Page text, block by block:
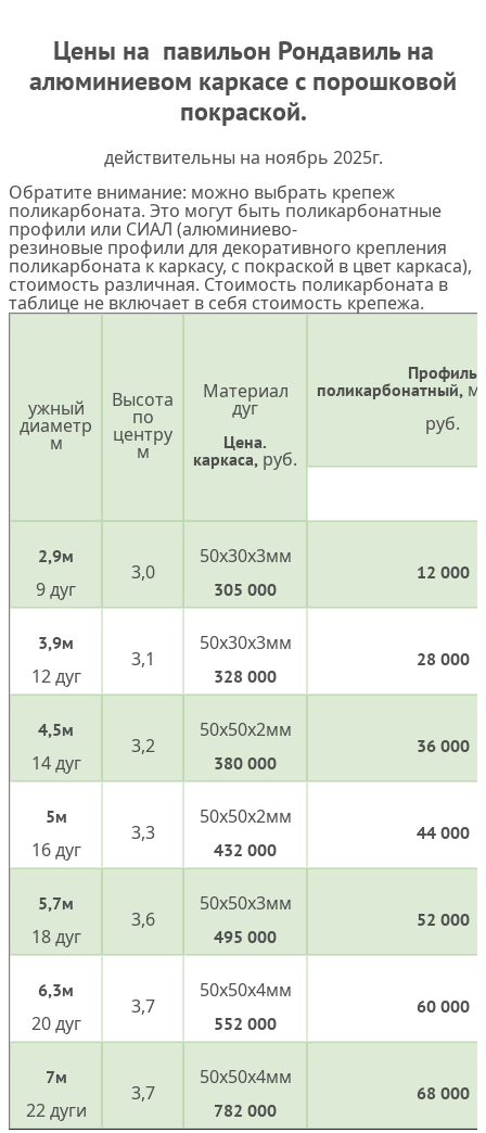
Цены на павильон Рондавиль на
алюминиевом каркасе с порошковой
покраской.
действительны на ноябрь 2025г.
Обратите внимание: можно выбрать крепеж
поликарбоната. Это могут быть поликарбонатные
профили или СИАЛ (алюминиево-
резиновые профили для декоративного крепления
поликарбоната к каркасу, с покраской в цвет каркаса),
стоимость различная. Стоимость поликарбоната в
таблице не включает в себя стоимость крепежа.
ужный
диаметр
м
Высота
по
центру
м
Материал
дуг
Цена.
каркаса, руб.
Профиль
поликарбонатный,
руб.
2,9м
9 дуг
3,0
50х30х3мм
305 000
12 000
3,9м
12 дуг
3,1
50х30х3мм
328 000
28 000
4,5м
14 дуг
3,2
50х50х2мм
380 000
36 000
5м
16 дуг
3,3
50х50х2мм
432 000
44 000
5,7м
18 дуг
3,6
50х50х3мм
495 000
52 000
6,3м
20 дуг
3,7
50х50х4мм
552 000
60 000
7м
22 дуги
3,7
50х50х4мм
782 000
68 000